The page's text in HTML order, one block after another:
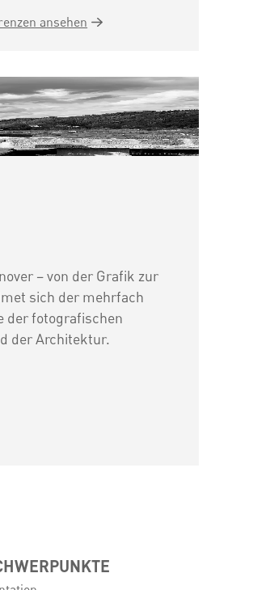
ansehen
– von der Grafik zur
sich der mehrfach
der fotografischen
der Architektur.